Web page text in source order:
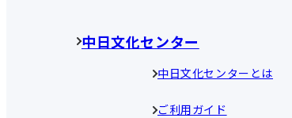
中日文化センター
中日文化センターとは
ご利用ガイド